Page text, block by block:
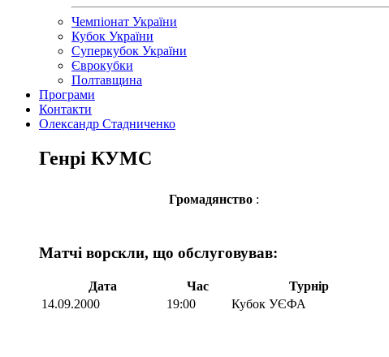
Чемпіонат України
Кубок України
Суперкубок України
Єврокубки
Полтавщина
Програми
Контакти
Олександр Стадниченко
Генрі КУМС
Громадянство :
Матчі ворскли, що обслуговував:
Дата Час Турнір
14.09.2000
19:00 Кубок УЄФА